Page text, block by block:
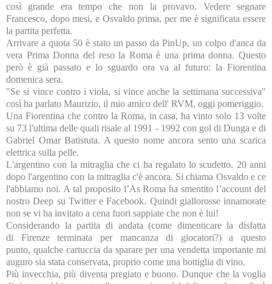
così grande era tempo che non la provavo. Vedere segnare
Francesco, dopo mesi, e Osvaldo prima, per me è significata essere
la partita perfetta.
Arrivare a quota 50 è stato un passo da PinUp, un colpo d'anca da
vera Prima Donna del resola Roma è una prima donna. Questo
però è già passato e lo sguardo ora va al futuro: la Fiorentina
domenica sera.
"Se si vince contro i viola, si vince anche la settimana successiva"
così ha parlato Maurizio, il mio amico dell' RVM, oggi pomeriggio.
Una Fiorentina che contro la Roma, in casa, ha vinto solo 13 volte
su 73 l'ultima delle quali risale al 1991 - 1992 con gol di Dunga e di
Gabriel Omar Batistuta. A questo nome ancora sento una scarica
elettrica sulla pelle.
L'argentino con la mitraglia che ci ha regalato lo scudetto. 20 anni
dopo l'argentino con la mitraglia c'è ancora. Si chiama Osvaldo e ce
l'abbiamo noi. A tal proposito l’As Roma ha smentito l’account del
nostro Deep su Twitter e Facebook. Quindi giallorosse innamorate
non se vi ha invitato a cena fuori sappiate che non è lui!
Considerando la partita di andata (come dimenticare la disfatta
di Firenze terminata per mancanza di giocatori?) a questo
punto, qualche cartuccia da sparare per una vendetta importante mi
auguro sia stata conservata, proprio come una bottiglia di vino.
Più invecchia, più diventa pregiato e buono. Dunque che la voglia